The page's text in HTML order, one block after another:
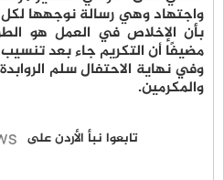
واجتهاد وهي رسالة نوجهها
بأن الإخلاص في العمل هو
مضيفًا أن التكريم جاء بعد
وفي نهاية الاحتفال سلم
والمكرمين.
تابعوا نبأ الأردن على